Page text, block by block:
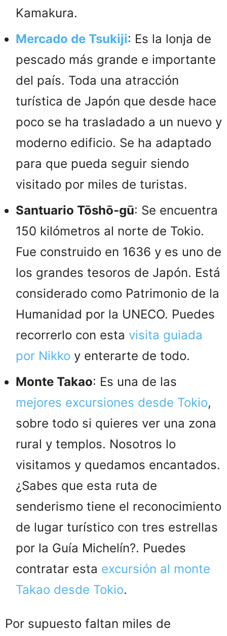
Kamakura.
Mercado de Tsukiji: Es la lonja de
pescado más grande e importante
del país. Toda una atracción
turística de Japón que desde hace
poco se ha trasladado a un nuevo y
moderno edificio. Se ha adaptado
para que pueda seguir siendo
visitado por miles de turistas.
Santuario Tōshō-gū: Se encuentra
150 kilómetros al norte de Tokio.
Fue construido en 1636 y es uno de
los grandes tesoros de Japón. Está
considerado como Patrimonio de la
Humanidad por la UNECO. Puedes
recorrerlo con esta visita guiada
por Nikko y enterarte de todo.
Monte Takao: Es una de las
mejores excursiones desde Tokio,
sobre todo si quieres ver una zona
rural y templos. Nosotros lo
visitamos y quedamos encantados.
¿Sabes que esta ruta de
senderismo tiene el reconocimiento
de lugar turístico con tres estrellas
por la Guía Michelín?. Puedes
contratar esta excursión al monte
Takao desde Tokio.
Por supuesto faltan miles de